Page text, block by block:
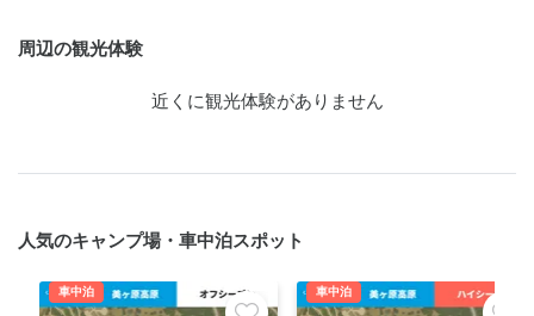
周辺の観光体験
近くに観光体験がありません
人気のキャンプ場・車中泊スポット
車中泊 車中泊